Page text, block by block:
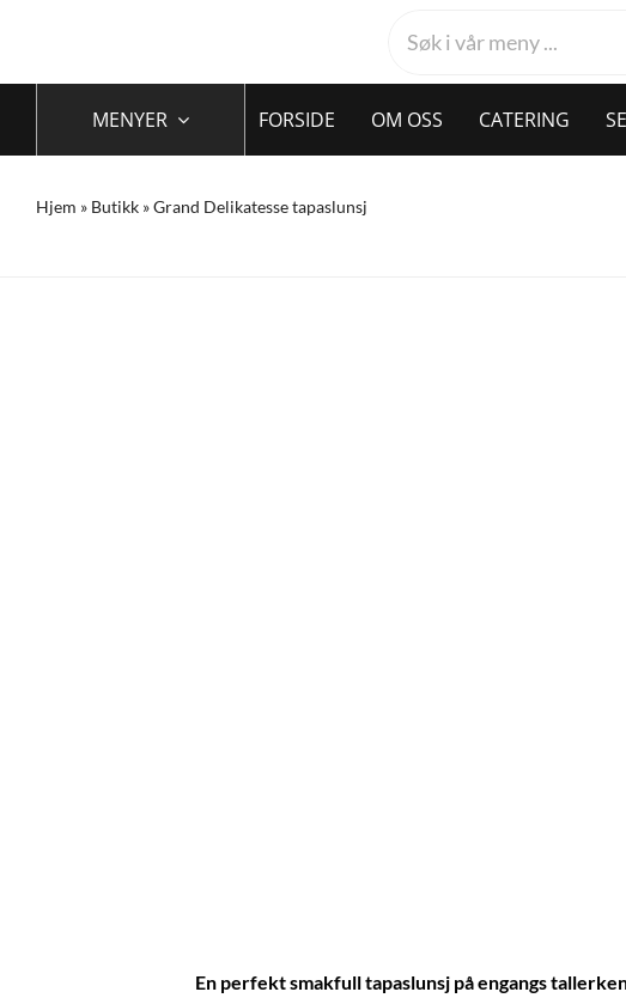
for:
MENYER FORSIDE OM OSS CATERING
Hjem » Butikk»Grand Delikatesse tapaslunsj
En perfekt smakfull tapaslunsj på engangs